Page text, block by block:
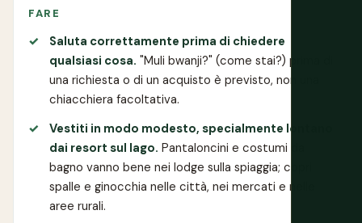
FARE
Saluta correttamente prima di chiedere
qualsiasi cosa. "Muli bwanji?" (come stai?) prima di
una richiesta o di un acquisto è previsto, non una
chiacchiera facoltativa.
Vestiti in modo modesto, specialmente lontano
dai resort sul lago. Pantaloncini e costumi da
bagno vanno bene nei lodge sulla spiaggia; copri
spalle e ginocchia nelle città, nei mercati e nelle
aree rurali.